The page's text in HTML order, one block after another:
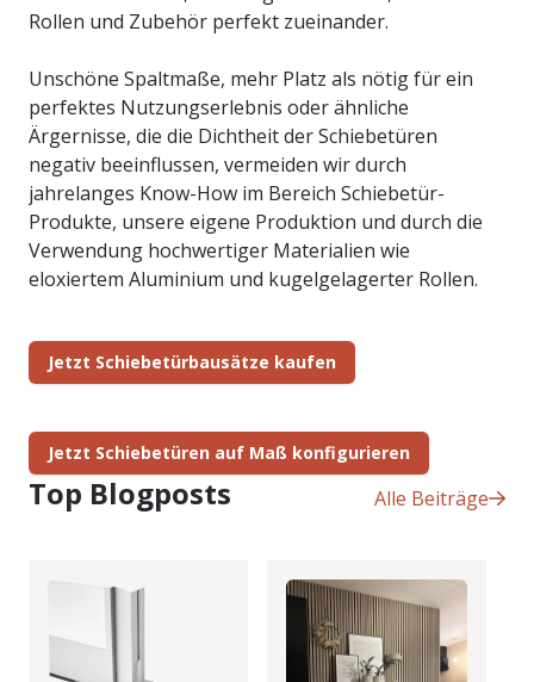
Rollen und Zubehör perfekt zueinander.
Unschöne Spaltmaße, mehr Platz als nötig für ein
perfektes Nutzungserlebnis oder ähnliche
Ärgernisse, die die Dichtheit der Schiebetüren
negativ beeinflussen, vermeiden wir durch
jahrelanges Know-How im Bereich Schiebetür-
Produkte, unsere eigene Produktion und durch die
Verwendung hochwertiger Materialien wie
eloxiertem Aluminium und kugelgelagerter Rollen.
Jetzt Schiebetürbausätze kaufen
Jetzt Schiebetüren auf Maß konfigurieren
Top Blogposts Alle Beiträge